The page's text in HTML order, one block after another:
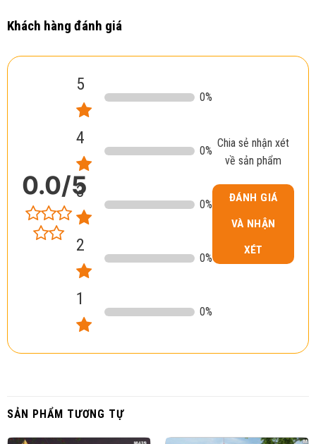
Khách hàng đánh giá
0.0/5
5
0%
4
0%
3
0%
2
0%
1
0%
Chia sẻ nhận xét
về sản phẩm
ĐÁNH GIÁ
VÀ NHẬN
XÉT
SẢN PHẨM TƯƠNG TỰ